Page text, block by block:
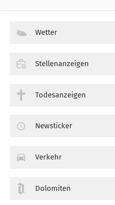
Wetter
Stellenanzeigen
Todesanzeigen
Newsticker
Verkehr
Dolomiten